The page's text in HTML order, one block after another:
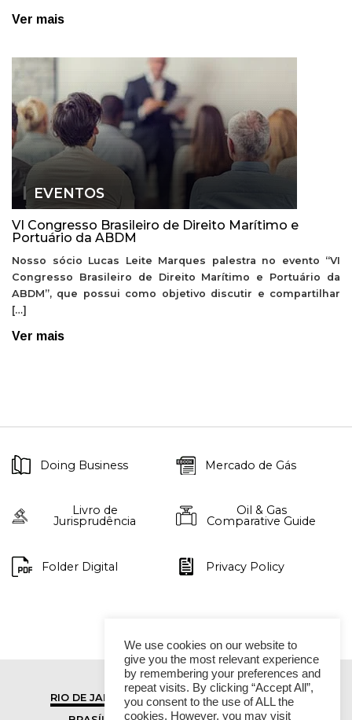
Ver mais
EVENTOS
VI Congresso Brasileiro de Direito Marítimo e
Portuário da ABDM
Nosso sócio Lucas Leite Marques palestra no evento “VI
Congresso Brasileiro de Direito Marítimo e Portuário da
ABDM”, que possui como objetivo discutir e compartilhar
[…]
Ver mais
Doing Business Mercado de Gás
Livro de
Jurisprudência
Oil & Gas
Comparative Guide
Folder Digital Privacy Policy
RIO DE JANEIRO
SÃO PAULO
We use cookies on our website to
give you the most relevant experience
by remembering your preferences and
repeat visits. By clicking “Accept All”,
you consent to the use of ALL the
cookies. However, you may visit